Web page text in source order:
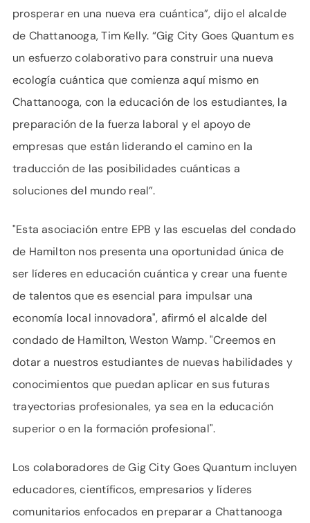
prosperar en una nueva era cuántica”, dijo el alcalde
de Chattanooga, Tim Kelly. “Gig City Goes Quantum es
un esfuerzo colaborativo para construir una nueva
ecología cuántica que comienza aquí mismo en
Chattanooga, con la educación de los estudiantes, la
preparación de la fuerza laboral y el apoyo de
empresas que están liderando el camino en la
traducción de las posibilidades cuánticas a
soluciones del mundo real”.
"Esta asociación entre EPB y las escuelas del condado
de Hamilton nos presenta una oportunidad única de
ser líderes en educación cuántica y crear una fuente
de talentos que es esencial para impulsar una
economía local innovadora", afirmó el alcalde del
condado de Hamilton, Weston Wamp. "Creemos en
dotar a nuestros estudiantes de nuevas habilidades y
conocimientos que puedan aplicar en sus futuras
trayectorias profesionales, ya sea en la educación
superior o en la formación profesional".
Los colaboradores de Gig City Goes Quantum incluyen
educadores, científicos, empresarios y líderes
comunitarios enfocados en preparar a Chattanooga